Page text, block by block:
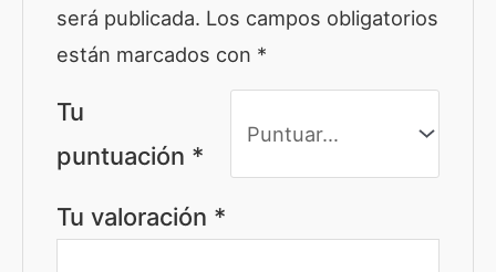
será publicada. Los campos obligatorios
están marcados con *
Tu
puntuación *
Tu valoración *